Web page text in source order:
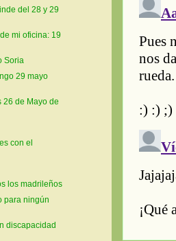
del 28 y 29
mi oficina: 19
Soria
29 mayo
26 de Mayo de
con el
los madrileños
para ningún
discapacidad